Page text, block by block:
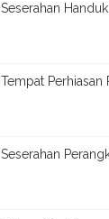
Seserahan
Tempat Perhiasan
Seserahan